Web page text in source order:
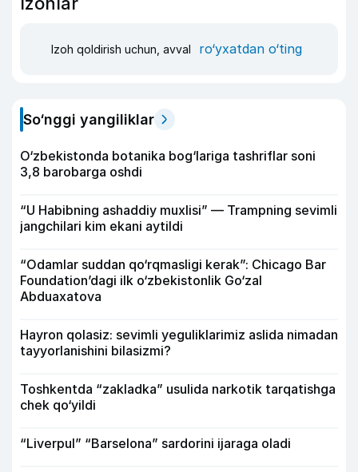
Izoh qoldirish uchun, avval ro‘yxatdan o‘ting
So‘nggi yangiliklar
O‘zbekistonda botanika bog‘lariga tashriflar soni
3,8 barobarga oshdi
“U Habibning ashaddiy muxlisi” — Trampning sevimli
jangchilari kim ekani aytildi
“Odamlar suddan qo‘rqmasligi kerak”: Chicago Bar
Foundation’dagi ilk o‘zbekistonlik Go‘zal
Abduaxatova
Hayron qolasiz: sevimli yeguliklarimiz aslida nimadan
tayyorlanishini bilasizmi?
Toshkentda “zakladka” usulida narkotik tarqatishga
chek qo‘yildi
“Liverpul” “Barselona” sardorini ijaraga oladi